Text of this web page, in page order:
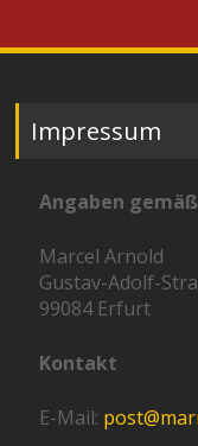
Impressum
Angaben gemäß
Marcel Arnold
Gustav-Adolf-
99084 Erfurt
Kontakt
E-Mail: